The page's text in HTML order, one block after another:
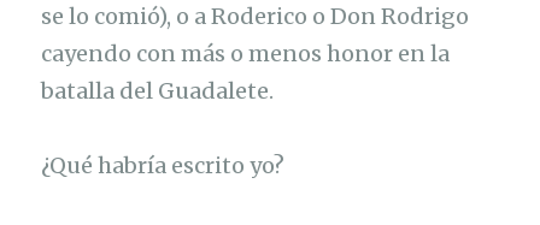
se lo comió), o a Roderico o Don Rodrigo
cayendo con más o menos honor en la
batalla del Guadalete.
¿Qué habría escrito yo?